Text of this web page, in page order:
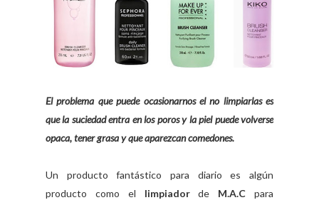
El problema que puede ocasionarnos el no limpiarlas es
que la suciedad entra en los poros y la piel puede volverse
opaca, tener grasa y que aparezcan comedones.
Un producto fantástico para diario es algún
producto como el limpiadorde M.A.Cpara